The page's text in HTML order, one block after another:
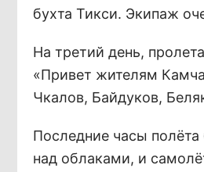
бухта Тикси. Экипаж
На третий день,
«Привет жителям
Чкалов, Байдуков,
Последние часы
над облаками, и